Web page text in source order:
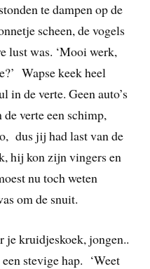
te dampen op de
scheen, de vogels
lust was. ‘Mooi werk,
Wapse keek heel
in de verte. Geen auto’s
verte een schimp,
dus jij had last van de
hij kon zijn vingers en
nu toch weten
om de snuit.
je kruidjeskoek, jongen..
stevige hap. ‘Weet